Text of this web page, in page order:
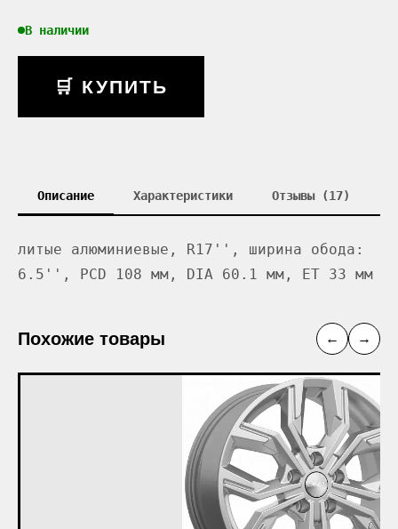
В наличии
🛒 КУПИТЬ
Описание Характеристики Отзывы (17)
литые алюминиевые, R17'', ширина обода:
6.5'', PCD 108 мм, DIA 60.1 мм, ET 33 мм
Похожие товары ← →